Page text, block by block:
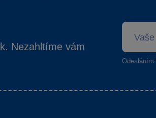
Nezahltíme vám
Odesláním